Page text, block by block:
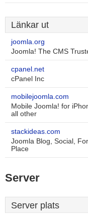
Länkar ut
joomla.org
Joomla! The CMS
cpanel.net
cPanel Inc
mobilejoomla.com
Mobile Joomla! for
all other
stackideas.com
Joomla Blog, Social,
Place
Server
Server plats